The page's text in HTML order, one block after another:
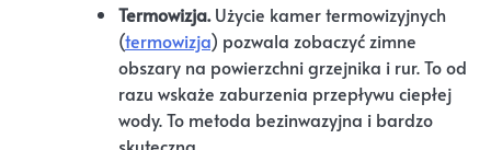
Termowizja.Użycie kamer termowizyjnych
(termowizja) pozwala zobaczyć zimne
obszary na powierzchni grzejnika i rur. To od
razu wskaże zaburzenia przepływu ciepłej
wody. To metoda bezinwazyjna i bardzo